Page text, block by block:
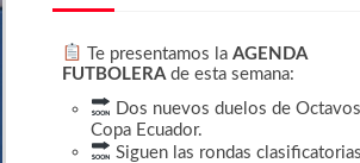
Te presentamos la AGENDA
FUTBOLERAde esta semana:
Dos nuevos duelos de
Copa Ecuador.
Siguen las rondas